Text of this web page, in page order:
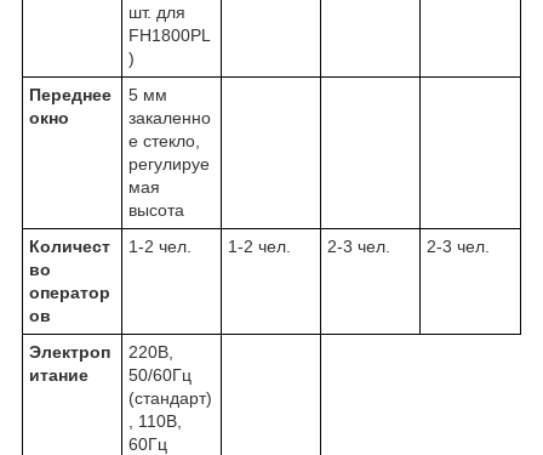
шт. для
FH1800PL
)
Переднее
окно
5 мм
закаленно
е стекло,
регулируе
мая
высота
Количест
во
оператор
ов
1-2 чел. 1-2 чел. 2-3 чел. 2-3 чел.
Электроп
итание
220В,
50/60Гц
(стандарт)
, 110В,
60Гц